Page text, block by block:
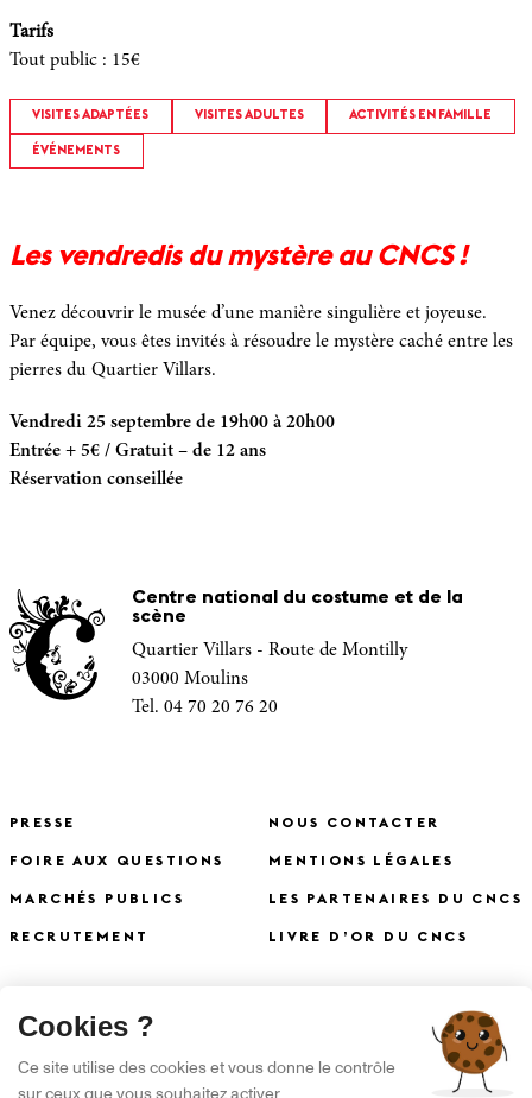
Tarifs
Tout public : 15€
VISITES ADAPTÉES VISITES ADULTES ACTIVITÉS EN FAMILLE
ÉVÉNEMENTS
Les vendredis du mystère au CNCS !
Venez découvrir le musée d’une manière singulière et joyeuse.
Par équipe, vous êtes invités à résoudre le mystère caché entre les
pierres du Quartier Villars.
Vendredi 25 septembre de 19h00 à 20h00
Entrée + 5€ / Gratuit – de 12 ans
Réservation conseillée
Centre national du costume et de la
scène
Quartier Villars - Route de Montilly
03000 Moulins
Tel. 04 70 20 76 20
PRESSE
FOIRE AUX QUESTIONS
MARCHÉS PUBLICS
RECRUTEMENT
NOUS CONTACTER
MENTIONS LÉGALES
LES PARTENAIRES DU CNCS
LIVRE D’OR DU CNCS
S'INSCRIRE À LA NEWSLETTER X
Cookies ?
Ce site utilise des cookies et vous donne le contrôle
sur ceux que vous souhaitez activer